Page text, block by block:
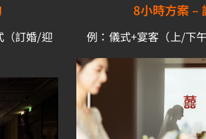
（訂婚/迎
8小時方案 –
例：儀式+宴客（上/下